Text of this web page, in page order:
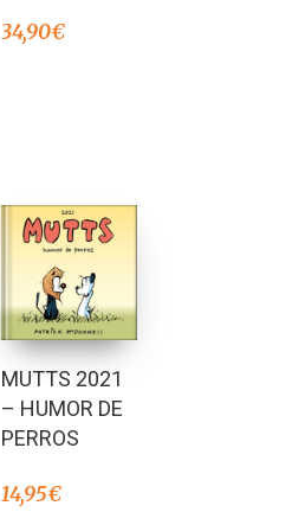
34,90€
MUTTS 2021
– HUMOR DE
PERROS
14,95€